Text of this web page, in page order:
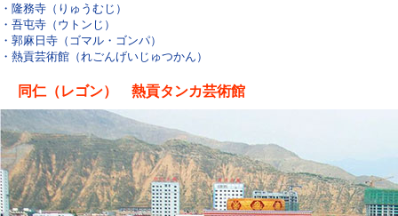
・隆務寺（りゅうむじ）
・吾屯寺（ウトンじ）
・郭麻日寺（ゴマル・ゴンパ）
・熱貢芸術館（れごんげいじゅつかん）
同仁（レゴン） 熱貢タンカ芸術館